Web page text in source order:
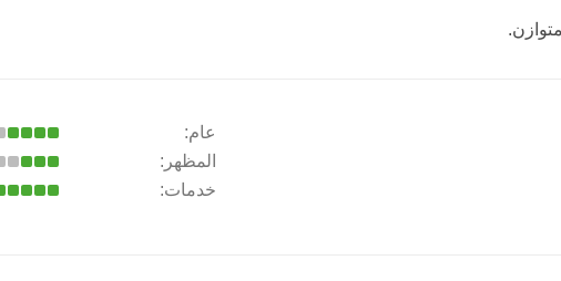
عام:
المظهر:
خدمات: